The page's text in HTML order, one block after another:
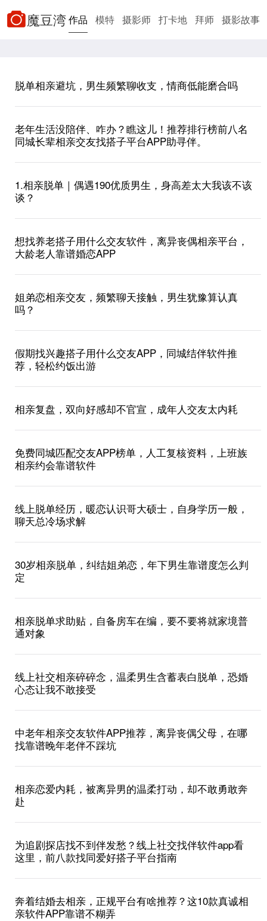
魔豆湾作品 模特 摄影师 打卡地 拜师 摄影故事
脱单相亲避坑，男生频繁聊收支，情商低能磨合吗
老年生活没陪伴、咋办？瞧这儿！推荐排行榜前八名
同城长辈相亲交友找搭子平台APP助寻伴。
1.相亲脱单｜偶遇190优质男生，身高差太大我该不该
谈？
想找养老搭子用什么交友软件，离异丧偶相亲平台，
大龄老人靠谱婚恋APP
姐弟恋相亲交友，频繁聊天接触，男生犹豫算认真
吗？
假期找兴趣搭子用什么交友APP，同城结伴软件推
荐，轻松约饭出游
相亲复盘，双向好感却不官宣，成年人交友太内耗
免费同城匹配交友APP榜单，人工复核资料，上班族
相亲约会靠谱软件
线上脱单经历，暖恋认识哥大硕士，自身学历一般，
聊天总冷场求解
30岁相亲脱单，纠结姐弟恋，年下男生靠谱度怎么判
定
相亲脱单求助贴，自备房车在编，要不要将就家境普
通对象
线上社交相亲碎碎念，温柔男生含蓄表白脱单，恐婚
心态让我不敢接受
中老年相亲交友软件APP推荐，离异丧偶父母，在哪
找靠谱晚年老伴不踩坑
相亲恋爱内耗，被离异男的温柔打动，却不敢勇敢奔
赴
为追剧探店找不到伴发愁？线上社交找伴软件app看
这里，前八款找同爱好搭子平台指南
奔着结婚去相亲，正规平台有啥推荐？这10款真诚相
亲软件APP靠谱不糊弄